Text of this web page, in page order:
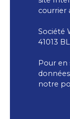
courrier
Société
41013
Pour en
notre